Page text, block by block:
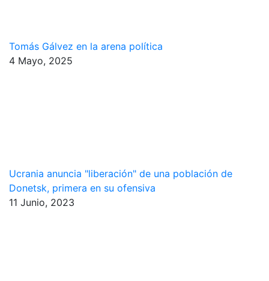
Tomás Gálvez en la arena política
4 Mayo, 2025
Ucrania anuncia "liberación" de una población de
Donetsk, primera en su ofensiva
11 Junio, 2023